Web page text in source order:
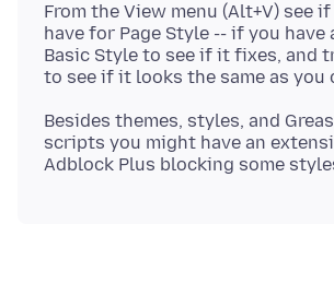
From the View menu (Alt+V) see
have for Page Style -- if you have
Basic Style to see if it fixes, and
Besides themes, styles, and
scripts you might have an